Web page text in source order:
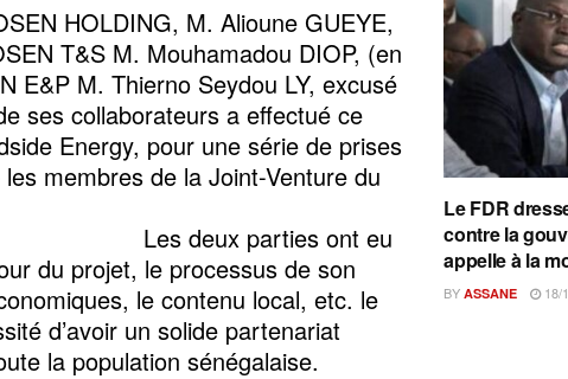
HOLDING, M. Alioune GUEYE,
T&S M. Mouhamadou DIOP, (en
E&P M. Thierno Seydou LY, excusé
ses collaborateurs a effectué ce
Energy, pour une série de prises
membres de la Joint-Venture du
ont eu
du projet, le processus de son
le contenu local, etc. le
d’avoir un solide partenariat
la population sénégalaise.
Le FDR
contre la
appelle à la
BY ASSANE 18/